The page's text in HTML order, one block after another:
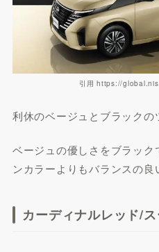
引用 https://
利休のベージュとブラックの
ベージュの優しさをブラッ
ンカラーよりもバランスの良
カーディナルレッド/